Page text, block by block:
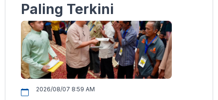
Paling Terkini
2026/08/07 8:59 AM